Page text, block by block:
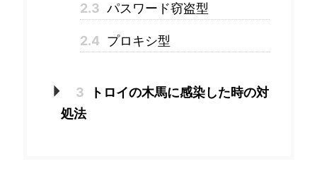
2.3 パスワード窃盗型
2.4 プロキシ型
3
トロイの木馬に感染した時の対
処法